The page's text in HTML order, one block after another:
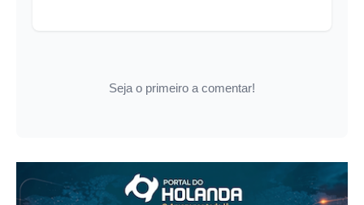
Seja o primeiro a comentar!